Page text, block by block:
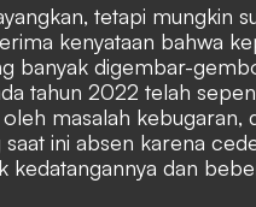
tetapi mungkin
kenyataan bahwa
banyak digembar-
tahun 2022 telah
masalah kebugaran,
ini absen karena
kedatangannya dan